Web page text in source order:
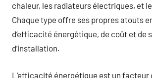
chaleur, les radiateurs électriques, et
Chaque type offre ses propres atouts
d’efficacité énergétique, de coût et de
d’installation.
L’efficacité énergétique est un facteur